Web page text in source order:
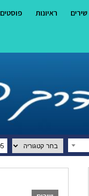
שירים ראיונות פוסטים